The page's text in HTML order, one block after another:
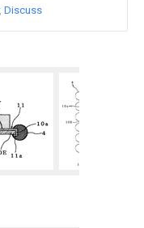
Discuss